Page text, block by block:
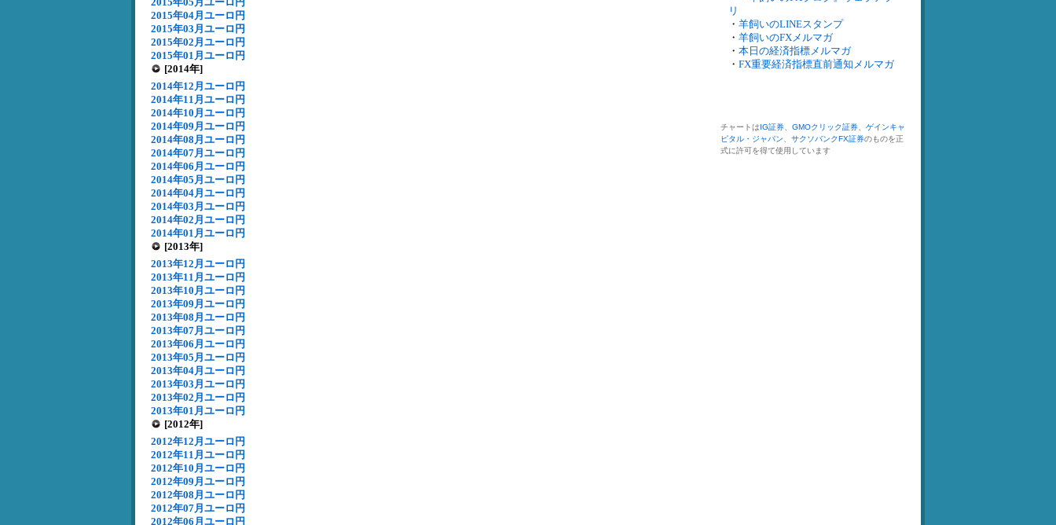
2015年04月ユーロ円
2015年03月ユーロ円
2015年02月ユーロ円
2015年01月ユーロ円
[2014年]
2014年12月ユーロ円
2014年11月ユーロ円
2014年10月ユーロ円
2014年09月ユーロ円
2014年08月ユーロ円
2014年07月ユーロ円
2014年06月ユーロ円
2014年05月ユーロ円
2014年04月ユーロ円
2014年03月ユーロ円
2014年02月ユーロ円
2014年01月ユーロ円
[2013年]
2013年12月ユーロ円
2013年11月ユーロ円
2013年10月ユーロ円
2013年09月ユーロ円
2013年08月ユーロ円
2013年07月ユーロ円
2013年06月ユーロ円
2013年05月ユーロ円
2013年04月ユーロ円
2013年03月ユーロ円
2013年02月ユーロ円
2013年01月ユーロ円
[2012年]
2012年12月ユーロ円
2012年11月ユーロ円
2012年10月ユーロ円
2012年09月ユーロ円
2012年08月ユーロ円
2012年07月ユーロ円
2012年06月ユーロ円
リ
・ 羊飼いのLINEスタンプ
・ 羊飼いのFXメルマガ
・ 本日の経済指標メルマガ
・ FX重要経済指標直前通知メルマガ
チャートはIG証券 GMOクリック証券
ゲインキャ
ピタル・ジャパン
サクソバンクFX証券のものを正
式に許可を得て使用しています